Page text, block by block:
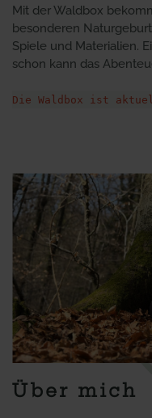
Mit der Waldbox
besonderen
Spiele und Materialien.
schon kann das
Die Waldbox ist
Über mich